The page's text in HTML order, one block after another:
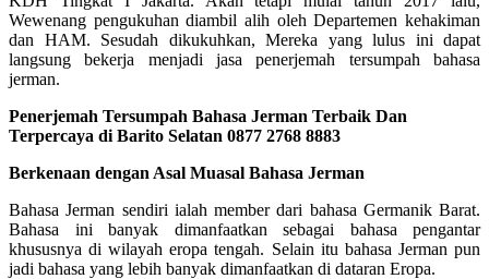
Wewenang pengukuhan diambil alih oleh Departemen kehakiman
dan HAM. Sesudah dikukuhkan, Mereka yang lulus ini dapat
langsung bekerja menjadi jasa penerjemah tersumpah bahasa
jerman.
Penerjemah Tersumpah Bahasa Jerman Terbaik Dan
Terpercaya di Barito Selatan 0877 2768 8883
Berkenaan dengan Asal Muasal Bahasa Jerman
Bahasa Jerman sendiri ialah member dari bahasa Germanik Barat.
Bahasa ini banyak dimanfaatkan sebagai bahasa pengantar
khususnya di wilayah eropa tengah. Selain itu bahasa Jerman pun
jadi bahasa yang lebih banyak dimanfaatkan di dataran Eropa.